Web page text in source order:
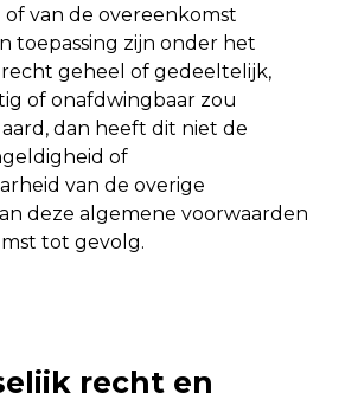
van de overeenkomst
toepassing zijn onder het
geheel of gedeeltelijk,
of onafdwingbaar zou
dan heeft dit niet de
of
van de overige
deze algemene voorwaarden
tot gevolg.
recht en